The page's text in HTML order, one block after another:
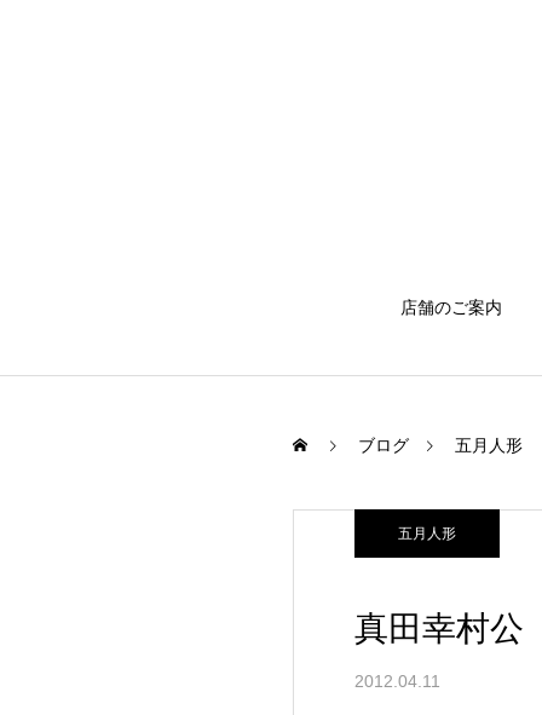
店舗のご案内
ブログ 五月人形
五月人形
真田幸村公
2012.04.11